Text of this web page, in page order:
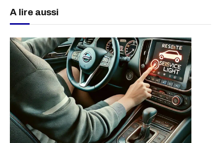
A lire aussi